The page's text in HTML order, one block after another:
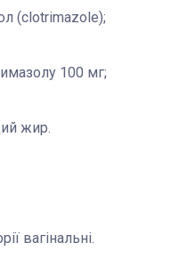
(clotrimazole);
100 мг;
жир.
вагінальні.